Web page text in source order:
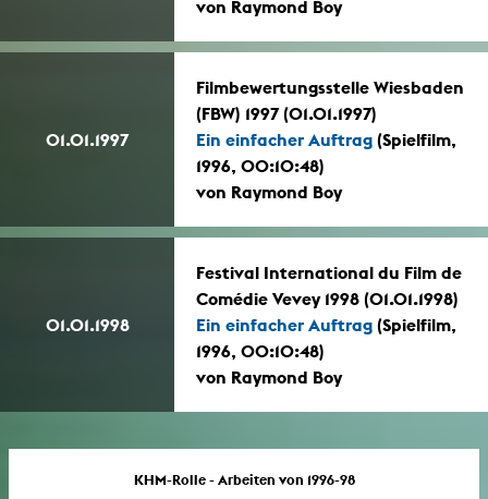
von Raymond Boy
01.01.1997
Filmbewertungsstelle Wiesbaden
(FBW) 1997 (01.01.1997)
Ein einfacher Auftrag (Spielfilm,
1996, 00:10:48)
von Raymond Boy
01.01.1998
Festival International du Film de
Comédie Vevey 1998 (01.01.1998)
Ein einfacher Auftrag (Spielfilm,
1996, 00:10:48)
von Raymond Boy
KHM-Rolle - Arbeiten von 1996-98